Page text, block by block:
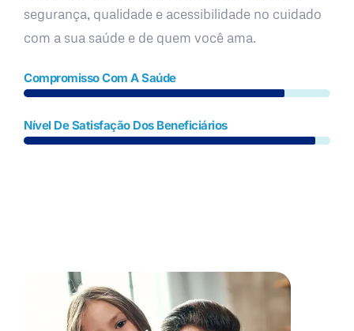
segurança, qualidade e acessibilidade no cuidado
com a sua saúde e de quem você ama.
Compromisso Com A Saúde
Nível De Satisfação Dos Beneficiários